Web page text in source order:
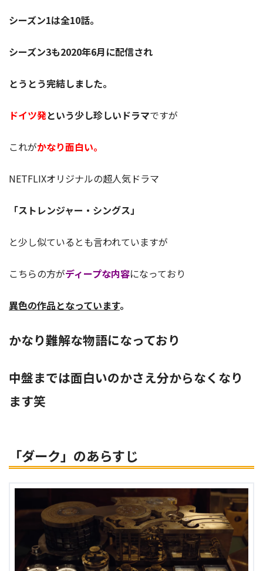
シーズン1は全10話。
シーズン3も2020年6月に配信され
とうとう完結しました。
ドイツ発という少し珍しいドラマですが
これがかなり面白い。
NETFLIXオリジナルの超人気ドラマ
「ストレンジャー・シングス」
と少し似ているとも言われていますが
こちらの方がディープな内容になっており
異色の作品となっています。
かなり難解な物語になっており
中盤までは面白いのかさえ分からなくなり
ます笑
「ダーク」のあらすじ